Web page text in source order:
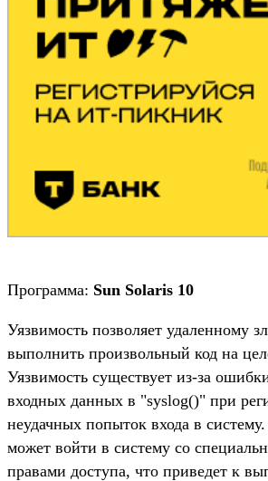
Программа: Sun Solaris 10
Уязвимость позволяет удаленному
выполнить произвольный код на
Уязвимость существует из-за
входных данных в "syslog()" при
неудачных попыток входа в
может войти в систему со
правами доступа, что приведет к